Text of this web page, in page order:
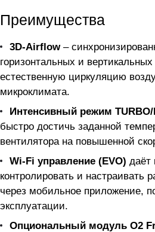
Преимущества
3D-Airflow–
горизонтальных и
естественную циркуляцию
микроклимата.
Интенсивный режим TURBO/
быстро достичь заданной
вентилятора на повышенной
Wi-Fi управление (EVO) даёт
контролировать и настраивать
через мобильное приложение,
эксплуатации.
Опциональный модуль O2